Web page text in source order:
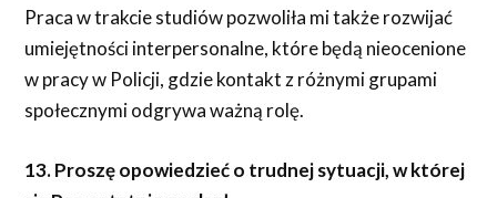
Praca w trakcie studiów pozwoliła mi także rozwijać
umiejętności interpersonalne, które będą nieocenione
w pracy w Policji, gdzie kontakt z różnymi grupami
społecznymi odgrywa ważną rolę.
13. Proszę opowiedzieć o trudnej sytuacji, w której